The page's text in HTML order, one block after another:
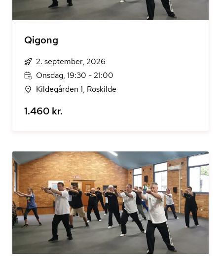
Qigong
2. september, 2026
Onsdag, 19:30 - 21:00
Kildegården 1, Roskilde
1.460 kr.